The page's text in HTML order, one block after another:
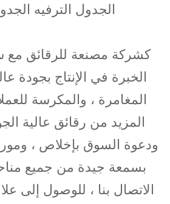
الجدول الترفيه
كشركة مصنعة للرقائق
الخبرة في الإنتاج بجودة
المغامرة ، والمكرسة
المزيد من رقائق عالية
ودعوة السوق بإخلاص ،
بسمعة جيدة من جميع
الاتصال بنا ، للوصول إلى